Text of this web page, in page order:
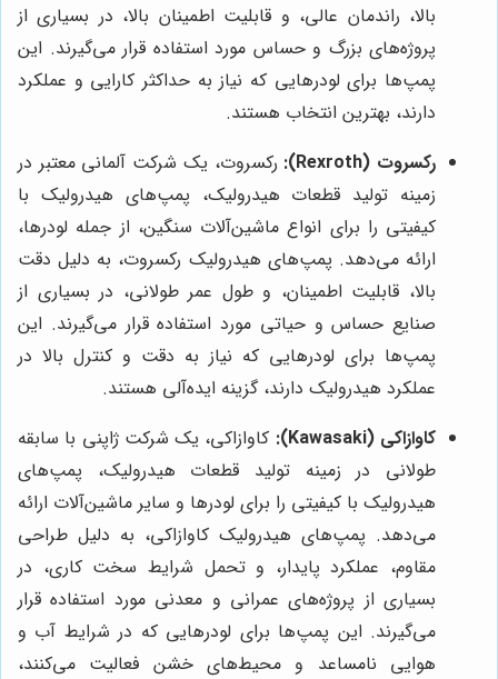
بالا، راندمان عالی، و قابلیت اطمینان بالا، در بسیاری از
پروژه‌های بزرگ و حساس مورد استفاده قرار می‌گیرند. این
پمپ‌ها برای لودرهایی که نیاز به حداکثر کارایی و عملکرد
دارند، بهترین انتخاب هستند.
رکسروت (Rexroth):
رکسروت، یک شرکت آلمانی معتبر در
زمینه تولید قطعات هیدرولیک، پمپ‌های هیدرولیک با
کیفیتی را برای انواع ماشین‌آلات سنگین، از جمله لودرها،
ارائه می‌دهد. پمپ‌های هیدرولیک رکسروت، به دلیل دقت
بالا، قابلیت اطمینان، و طول عمر طولانی، در بسیاری از
صنایع حساس و حیاتی مورد استفاده قرار می‌گیرند. این
پمپ‌ها برای لودرهایی که نیاز به دقت و کنترل بالا در
عملکرد هیدرولیک دارند، گزینه ایده‌آلی هستند.
کاوازاکی (Kawasaki):
کاوازاکی، یک شرکت ژاپنی با سابقه
طولانی در زمینه تولید قطعات هیدرولیک، پمپ‌های
هیدرولیک با کیفیتی را برای لودرها و سایر ماشین‌آلات ارائه
می‌دهد. پمپ‌های هیدرولیک کاوازاکی، به دلیل طراحی
مقاوم، عملکرد پایدار، و تحمل شرایط سخت کاری، در
بسیاری از پروژه‌های عمرانی و معدنی مورد استفاده قرار
می‌گیرند. این پمپ‌ها برای لودرهایی که در شرایط آب و
هوایی نامساعد و محیط‌های خشن فعالیت می‌کنند،